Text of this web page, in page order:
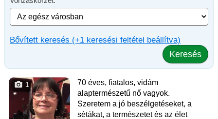
Bővített keresés (+1 keresési feltétel beállítva)
Keresés
1
70 éves, fiatalos, vidám
alaptermészetű nő vagyok.
Szeretem a jó beszélgetéseket, a
sétákat, a természetet és az élet